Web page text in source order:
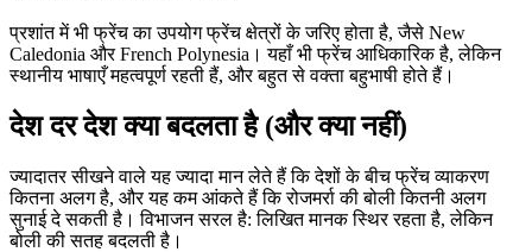
प्रशांत में भी फ्रेंच का उपयोग फ्रेंच क्षेत्रों के जरिए होता है, जैसे New
Caledonia और French Polynesia। यहाँ भी फ्रेंच आधिकारिक है, लेकिन
स्थानीय भाषाएँ महत्वपूर्ण रहती हैं, और बहुत से वक्ता बहुभाषी होते हैं।
देश दर देश क्या बदलता है (और क्या नहीं)
ज्यादातर सीखने वाले यह ज्यादा मान लेते हैं कि देशों के बीच फ्रेंच व्याकरण
कितना अलग है, और यह कम आंकते हैं कि रोजमर्रा की बोली कितनी अलग
सुनाई दे सकती है। विभाजन सरल है: लिखित मानक स्थिर रहता है, लेकिन
बोली की सतह बदलती है।